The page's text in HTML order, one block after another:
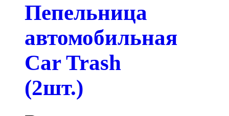
Пепельница
автомобильная
Car Trash
(2шт.)